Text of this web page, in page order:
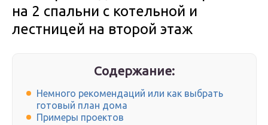
на 2 спальни с котельной и
лестницей на второй этаж
Содержание:
Немного рекомендаций или как выбрать
готовый план дома
Примеры проектов